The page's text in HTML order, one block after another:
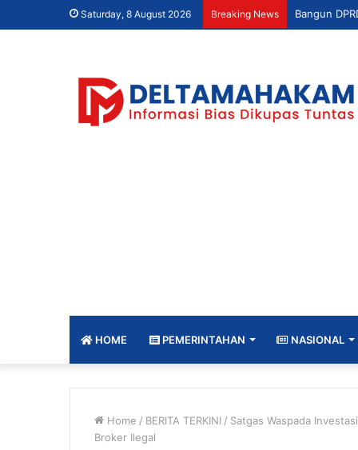
Saturday, 8 August 2026 Breaking News
HOME PEMERINTAHAN NASIONAL
Home / BERITA TERKINI / Satgas Waspada
Broker Ilegal